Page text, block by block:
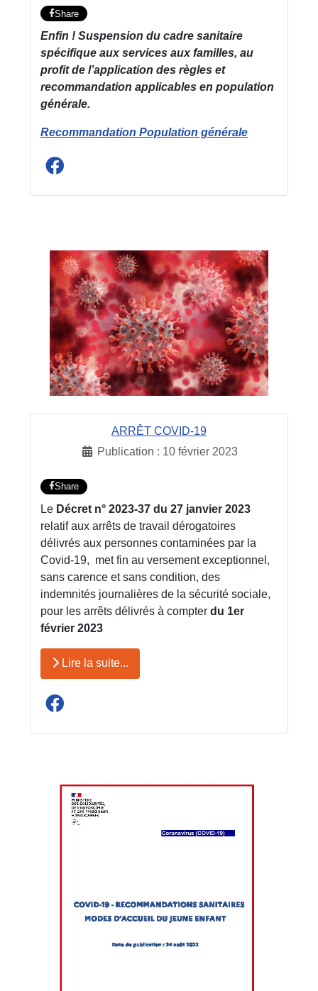
Share
Enfin ! Suspension du cadre sanitaire
spécifique aux services aux familles, au
profit de l’application des règles et
recommandation applicables en population
générale.
Recommandation Population générale
ARRÊT COVID-19
Publication : 10 février 2023
Share
Le Décret n° 2023-37 du 27 janvier 2023
relatif aux arrêts de travail dérogatoires
délivrés aux personnes contaminées par la
Covid-19, met fin au versement exceptionnel,
sans carence et sans condition, des
indemnités journalières de la sécurité sociale,
pour les arrêts délivrés à compter du 1er
février 2023
Lire la suite...